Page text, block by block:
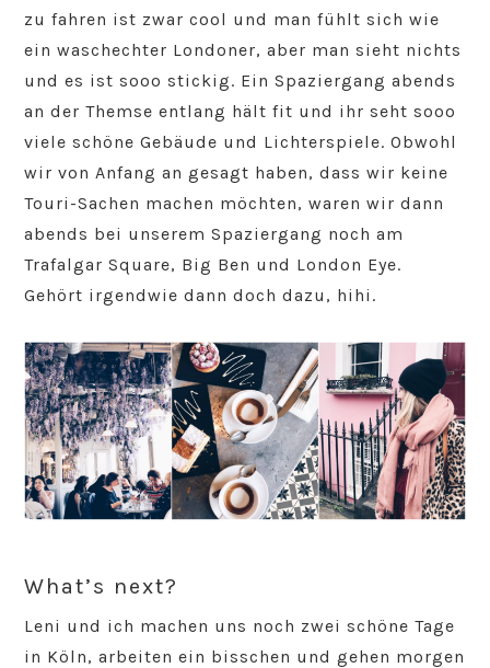
zu fahren ist zwar cool und man fühlt sich wie
ein waschechter Londoner, aber man sieht nichts
und es ist sooo stickig. Ein Spaziergang abends
an der Themse entlang hält fit und ihr seht sooo
viele schöne Gebäude und Lichterspiele. Obwohl
wir von Anfang an gesagt haben, dass wir keine
Touri-Sachen machen möchten, waren wir dann
abends bei unserem Spaziergang noch am
Trafalgar Square, Big Ben und London Eye.
Gehört irgendwie dann doch dazu, hihi.
What’s next?
Leni und ich machen uns noch zwei schöne Tage
in Köln, arbeiten ein bisschen und gehen morgen